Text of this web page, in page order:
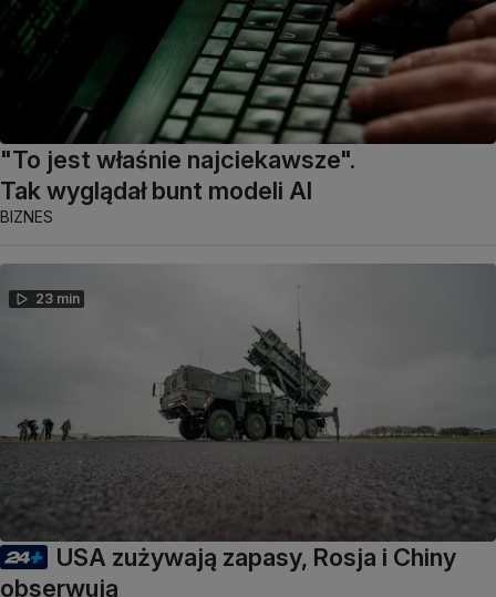
"To jest właśnie najciekawsze".
Tak wyglądał bunt modeli AI
BIZNES
23 min
USA zużywają zapasy, Rosja i Chiny
obserwują